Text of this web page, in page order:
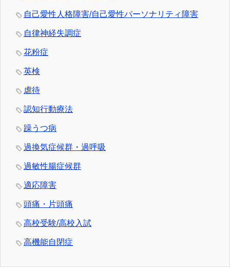
自己愛性人格障害/自己愛性パーソナリティ障害
自律神経失調症
花粉症
英検
虐待
認知行動療法
躁うつ病
過換気症候群・過呼吸
過敏性腸症候群
適応障害
頭痛・片頭痛
高校受験/高校入試
高機能自閉症